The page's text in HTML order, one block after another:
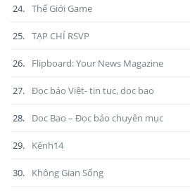
24. Thế Giới Game
25. TẠP CHÍ RSVP
26. Flipboard: Your News Magazine
27. Đọc báo Việt- tin tuc, doc bao
28. Doc Bao – Đọc báo chuyên mục
29. Kênh14
30. Không Gian Sống